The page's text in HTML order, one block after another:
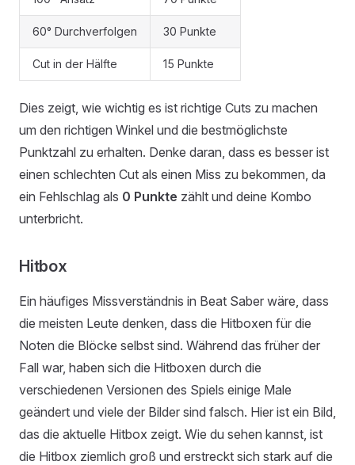
60° Durchverfolgen 30 Punkte
Cut in der Hälfte 15 Punkte
Dies zeigt, wie wichtig es ist richtige Cuts zu machen
um den richtigen Winkel und die bestmöglichste
Punktzahl zu erhalten. Denke daran, dass es besser ist
einen schlechten Cut als einen Miss zu bekommen, da
ein Fehlschlag als 0 Punkte zählt und deine Kombo
unterbricht.
Hitbox
Ein häufiges Missverständnis in Beat Saber wäre, dass
die meisten Leute denken, dass die Hitboxen für die
Noten die Blöcke selbst sind. Während das früher der
Fall war, haben sich die Hitboxen durch die
verschiedenen Versionen des Spiels einige Male
geändert und viele der Bilder sind falsch. Hier ist ein Bild,
das die aktuelle Hitbox zeigt. Wie du sehen kannst, ist
die Hitbox ziemlich groß und erstreckt sich stark auf die